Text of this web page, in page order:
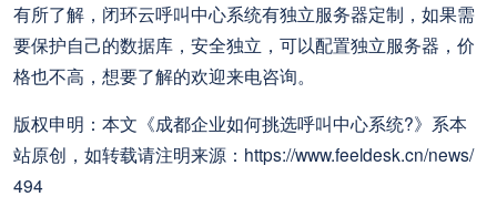
有所了解，闭环云呼叫中心系统有独立服务器定制，如果需
要保护自己的数据库，安全独立，可以配置独立服务器，价
格也不高，想要了解的欢迎来电咨询。
版权申明：本文《成都企业如何挑选呼叫中心系统?》系本
站原创，如转载请注明来源：https://www.feeldesk.cn/news/
494